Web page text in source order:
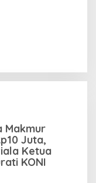
Makmur
Juta,
Ketua
KONI